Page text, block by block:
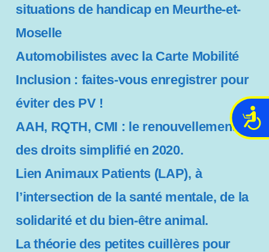
A
i
situations de handicap en Meurthe-et-
Moselle
Automobilistes avec la Carte Mobilité
Inclusion : faites-vous enregistrer pour
éviter des PV !
AAH, RQTH, CMI : le renouvellement
des droits simplifié en 2020.
Lien Animaux Patients (LAP), à
l’intersection de la santé mentale, de la
solidarité et du bien-être animal.
La théorie des petites cuillères pour